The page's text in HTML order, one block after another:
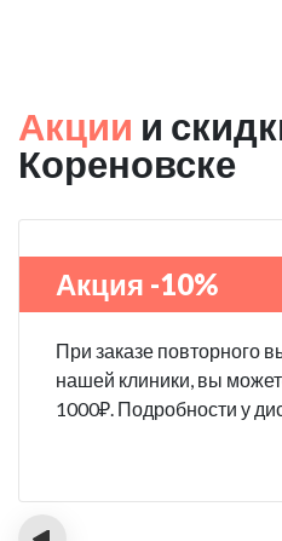
Акции и
Кореновске
Акция -10%
При заказе повторного
нашей клиники, вы
1000₽. Подробности у